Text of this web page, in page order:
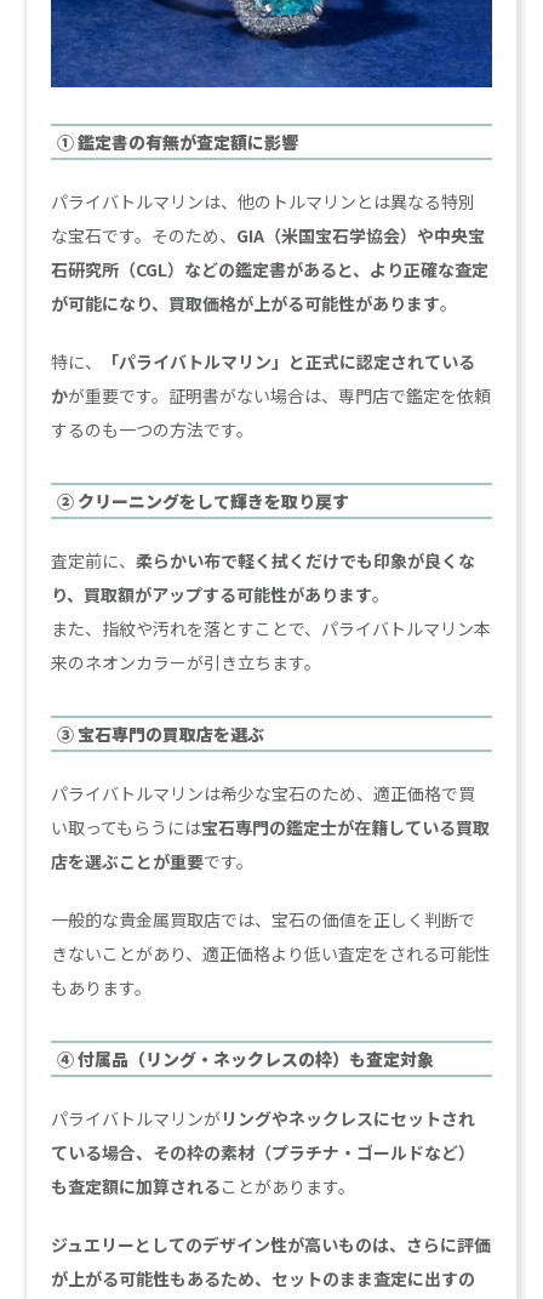
① 鑑定書の有無が査定額に影響
パライバトルマリンは、他のトルマリンとは異なる特別
な宝石です。そのため、 GIA（米国宝石学協会）や中央宝
石研究所（CGL）などの鑑定書があると、より正確な査定
が可能になり、買取価格が上がる可能性があります。
特に、
「パライバトルマリン」と正式に認定されている
かが重要です。証明書がない場合は、専門店で鑑定を依頼
するのも一つの方法です。
② クリーニングをして輝きを取り戻す
査定前に、柔らかい布で軽く拭くだけでも印象が良くな
り、買取額がアップする可能性があります。
また、指紋や汚れを落とすことで、パライバトルマリン本
来のネオンカラーが引き立ちます。
③ 宝石専門の買取店を選ぶ
パライバトルマリンは希少な宝石のため、適正価格で買
い取ってもらうには宝石専門の鑑定士が在籍している買取
店を選ぶことが重要です。
一般的な貴金属買取店では、宝石の価値を正しく判断で
きないことがあり、適正価格より低い査定をされる可能性
もあります。
④ 付属品（リング・ネックレスの枠）も査定対象
パライバトルマリンが リングやネックレスにセットされ
ている場合、その枠の素材（プラチナ・ゴールドなど）
も査定額に加算されることがあります。
ジュエリーとしてのデザイン性が高いものは、さらに評価
が上がる可能性もあるため、セットのまま査定に出すの